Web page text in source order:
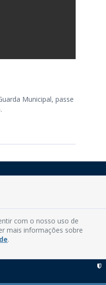
Municipal, passe
13h
com o nosso uso de
mais informações sobre
.